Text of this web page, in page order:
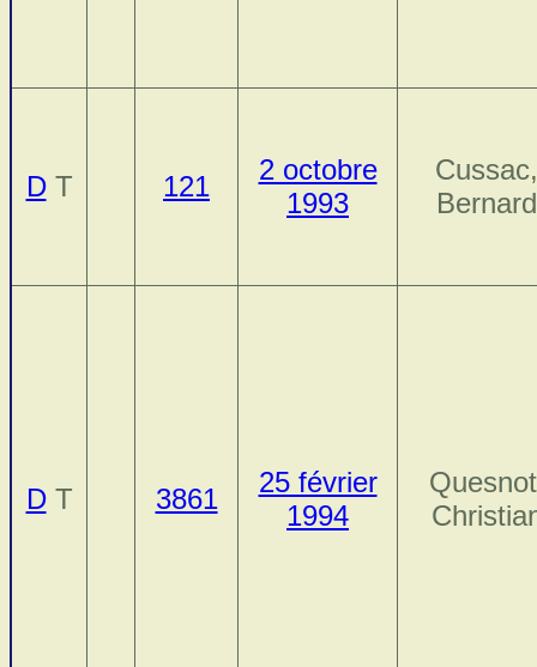
DT 121
2 octobre
1993
Cussac,
Bernard
DT 3861
25 février
1994